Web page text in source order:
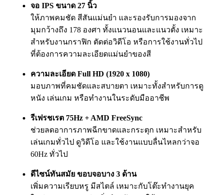
จอ IPS ขนาด 27 นิ้ว
ให้ภาพคมชัด สีสันแม่นยำ และรองรับการมองจาก
มุมกว้างถึง 178 องศา ทั้งแนวนอนและแนวตั้ง เหมาะ
สำหรับงานกราฟิก ตัดต่อวิดีโอ หรือการใช้งานทั่วไป
ที่ต้องการความละเอียดแม่นยำของสี
ความละเอียด Full HD (1920 x 1080)
มอบภาพที่คมชัดและสบายตา เหมาะทั้งสำหรับการดู
หนัง เล่นเกม หรือทำงานในระดับมืออาชีพ
รีเฟรชเรต 75Hz + AMD FreeSync
ช่วยลดอาการภาพฉีกขาดและกระตุก เหมาะสำหรับ
เล่นเกมทั่วไป ดูวิดีโอ และใช้งานแบบลื่นไหลกว่าจอ
60Hz ทั่วไป
ดีไซน์ทันสมัย ขอบจอบาง 3 ด้าน
เพิ่มความเรียบหรู มีสไตล์ เหมาะกับโต๊ะทำงานยุค